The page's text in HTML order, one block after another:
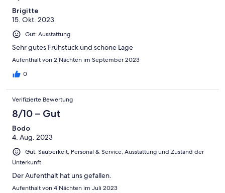
Brigitte
15. Okt. 2023
Gut: Ausstattung
Sehr gutes Frühstück und schöne Lage
Aufenthalt von 2 Nächten im September 2023
0
Verifizierte Bewertung
8/10 – Gut
Bodo
4. Aug. 2023
Gut: Sauberkeit, Personal & Service, Ausstattung und Zustand der
Unterkunft
Der Aufenthalt hat uns gefallen.
Aufenthalt von 4 Nächten im Juli 2023